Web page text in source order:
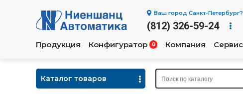
Ваш город Санкт-Петербург?
(812) 326-59-24
Продукция Конфигуратор 0 Компания Сервис
Каталог товаров